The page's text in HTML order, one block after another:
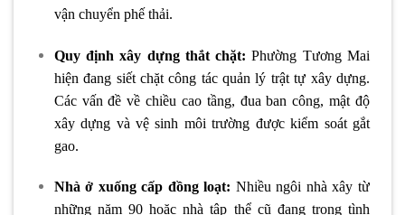
vận chuyển phế thải.
Quy định xây dựng thắt chặt: Phường Tương Mai
hiện đang siết chặt công tác quản lý trật tự xây dựng.
Các vấn đề về chiều cao tầng, đua ban công, mật độ
xây dựng và vệ sinh môi trường được kiểm soát gắt
gao.
Nhà ở xuống cấp đồng loạt: Nhiều ngôi nhà xây từ
những năm 90 hoặc nhà tập thể cũ đang trong tình